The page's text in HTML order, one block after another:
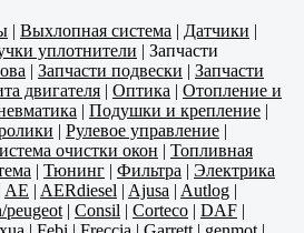
| Выхлопная система | Датчики |
уплотнители | Запчасти
| Запчасти подвески | Запчасти
двигателя | Оптика | Отопление и
| Подушки и крепление |
| Рулевое управление |
очистки окон | Топливная
| Тюнинг | Фильтра | Электрика
AE | AERdiesel | Ajusa | Autlog |
peugeot | Consil | Corteco | DAF |